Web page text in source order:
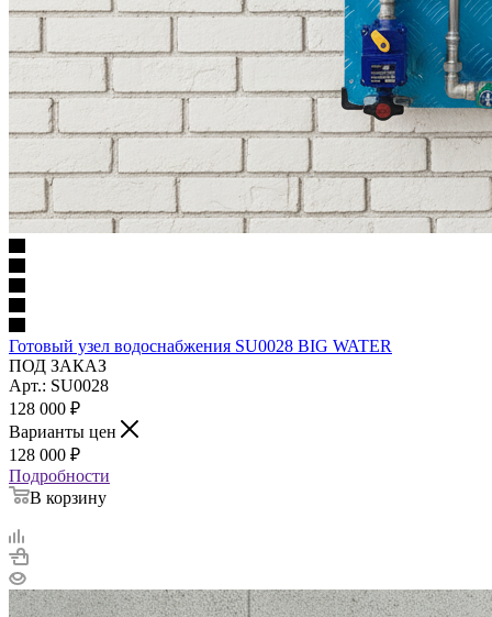
Готовый узел водоснабжения SU0028 BIG WATER
ПОД ЗАКАЗ
Арт.: SU0028
128 000 ₽
Варианты цен
128 000 ₽
Подробности
В корзину